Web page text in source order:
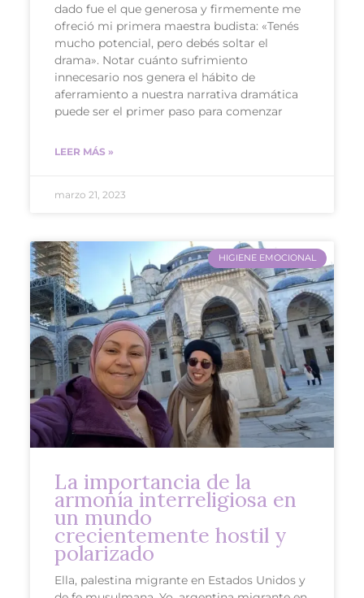
dado fue el que generosa y firmemente me
ofreció mi primera maestra budista: «Tenés
mucho potencial, pero debés soltar el
drama». Notar cuánto sufrimiento
innecesario nos genera el hábito de
aferramiento a nuestra narrativa dramática
puede ser el primer paso para comenzar
LEER MÁS »
marzo 21, 2023
HIGIENE EMOCIONAL
La importancia de la
armonía interreligiosa en
un mundo
crecientemente hostil y
polarizado
Ella, palestina migrante en Estados Unidos y